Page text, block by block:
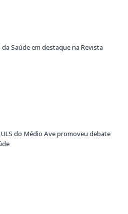
Saúde em destaque na Revista
do Médio Ave promoveu debate